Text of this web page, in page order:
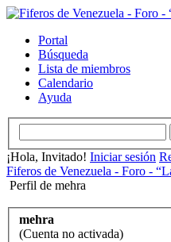
Portal
Búsqueda
Lista de miembros
Calendario
Ayuda
¡Hola, Invitado! Iniciar sesión
Fiferos de Venezuela - Foro -
Perfil de mehra
mehra
(Cuenta no activada)